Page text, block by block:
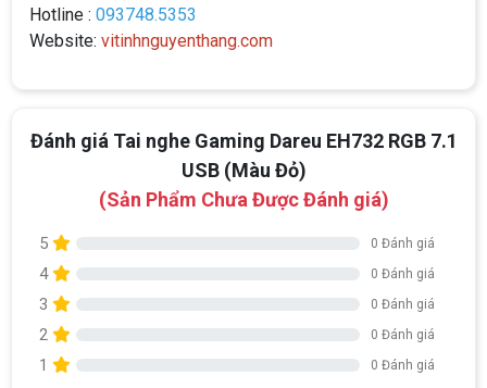
Hotline : 093748.5353
Website: vitinhnguyenthang.com
Đánh giá Tai nghe Gaming Dareu EH732 RGB 7.1
USB (Màu Đỏ)
(Sản Phẩm Chưa Được Đánh giá)
5 0 Đánh giá
4 0 Đánh giá
3 0 Đánh giá
2 0 Đánh giá
1 0 Đánh giá